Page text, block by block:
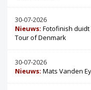
30-07-2026
Nieuws: Fotofinish duidt
Tour of Denmark
30-07-2026
Nieuws: Mats Vanden